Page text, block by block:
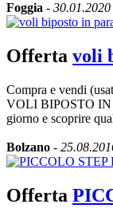
Foggia - 30.01.2020
Offerta voli
Compra e vendi
VOLI BIPOSTO IN
giorno e scoprire
Bolzano -
Offerta